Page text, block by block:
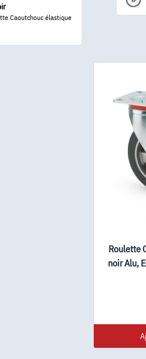
Caoutchouc élastique
Roulette
noir Alu,